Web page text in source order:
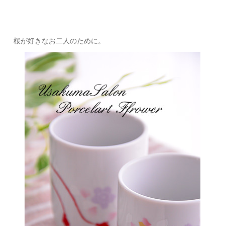
桜が好きなお二人のために。